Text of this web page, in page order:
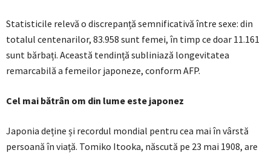
Statisticile relevă o discrepanță semnificativă între sexe: din
totalul centenarilor, 83.958 sunt femei, în timp ce doar 11.161
sunt bărbați. Această tendință subliniază longevitatea
remarcabilă a femeilor japoneze, conform AFP.
Cel mai bătrân om din lume este japonez
Japonia deține și recordul mondial pentru cea mai în vârstă
persoană în viață. Tomiko Itooka, născută pe 23 mai 1908, are